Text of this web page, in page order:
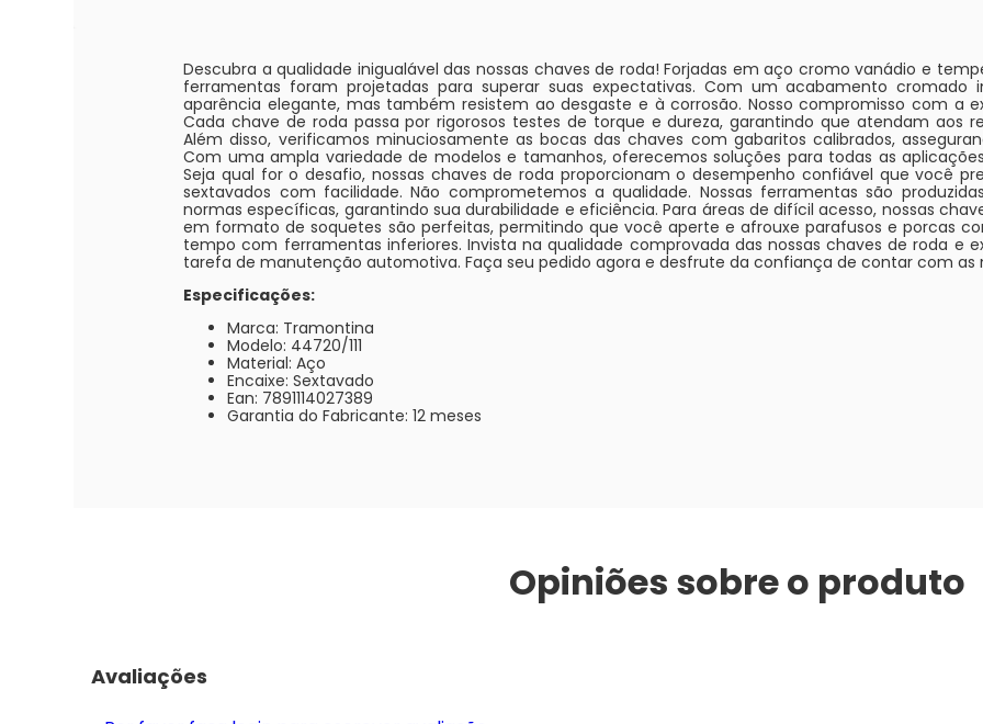
Descubra a qualidade inigualável das nossas chaves de roda! Forjadas em aço cromo vanádio e
ferramentas foram projetadas para superar suas expectativas. Com um acabamento cromado
aparência elegante, mas também resistem ao desgaste e à corrosão. Nosso compromisso com a
Cada chave de roda passa por rigorosos testes de torque e dureza, garantindo que atendam aos
Além disso, verificamos minuciosamente as bocas das chaves com gabaritos calibrados,
Com uma ampla variedade de modelos e tamanhos, oferecemos soluções para todas as
Seja qual for o desafio, nossas chaves de roda proporcionam o desempenho confiável que você
sextavados com facilidade. Não comprometemos a qualidade. Nossas ferramentas são
normas específicas, garantindo sua durabilidade e eficiência. Para áreas de difícil acesso, nossas
em formato de soquetes são perfeitas, permitindo que você aperte e afrouxe parafusos e porcas
tempo com ferramentas inferiores. Invista na qualidade comprovada das nossas chaves de roda e
tarefa de manutenção automotiva. Faça seu pedido agora e desfrute da confiança de contar com
Especificações:
Marca: Tramontina
Modelo: 44720/111
Material: Aço
Encaixe: Sextavado
Ean: 7891114027389
Garantia do Fabricante: 12 meses
Opiniões sobre o produto
Avaliações